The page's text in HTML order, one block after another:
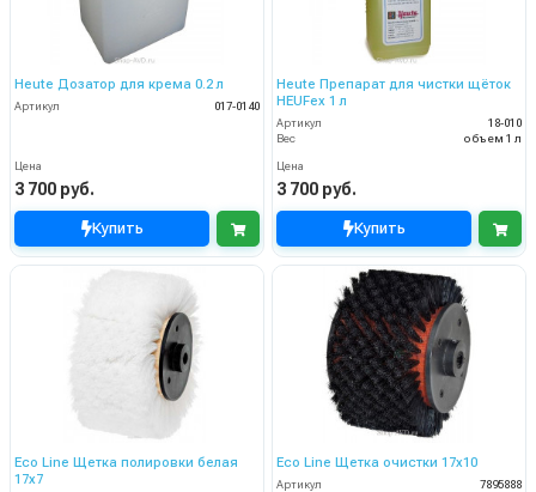
Heute Дозатор для крема 0.2 л
Артикул 017-0140
Цена
3 700 руб.
Купить
Heute Препарат для чистки щёток
HEUFex 1 л
Артикул
18-010
Вес
объем 1 л
Цена
3 700 руб.
Купить
Eco Line Щетка полировки белая
17х7
Eco Line Щетка очистки 17х10
Артикул 7895888